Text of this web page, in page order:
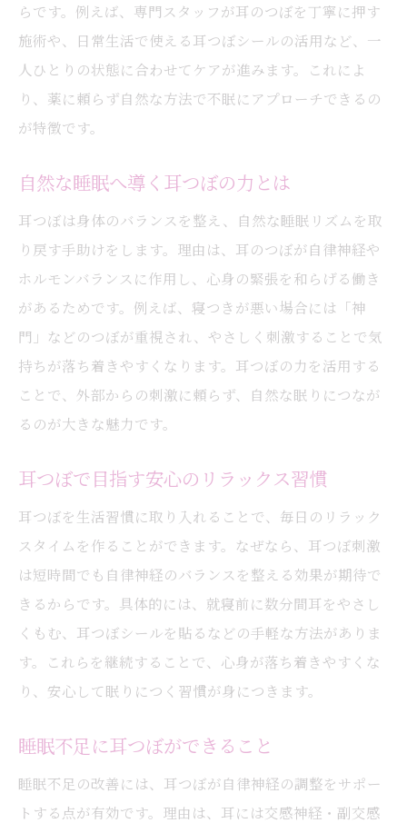
眠れない夜に耳つぼがもたらす安らぎ
耳つぼで夜の不眠を和らげるヒント
眠れない時に試したい耳つぼの押し方
睡眠前におすすめの耳つぼセルフケア
耳つぼで取り戻す穏やかな眠りの時間
不眠を和らげる耳つぼの効果を体験
体験者の声に学ぶ耳つぼの活用ポイント
耳つぼで不眠が改善した実際の体験談
耳つぼ施術の流れと効果的な受け方
自律神経の乱れと耳つぼ活用術を解説
耳つぼで自律神経を整える仕組みとは
自律神経の乱れに耳つぼが効く理由
耳つぼが導く心身バランスの取り戻し方
ストレスによる不調と耳つぼの関係性
耳つぼを活かした自律神経ケア実践法
耳つぼセルフケアで叶う不眠対策
毎日続けやすい耳つぼの押し方のコツ
自宅で簡単にできる耳つぼケア手順
らです。例えば、専門スタッフが耳のつぼを丁寧に押す
施術や、日常生活で使える耳つぼシールの活用など、一
人ひとりの状態に合わせてケアが進みます。これによ
り、薬に頼らず自然な方法で不眠にアプローチできるの
が特徴です。
自然な睡眠へ導く耳つぼの力とは
耳つぼは身体のバランスを整え、自然な睡眠リズムを取
り戻す手助けをします。理由は、耳のつぼが自律神経や
ホルモンバランスに作用し、心身の緊張を和らげる働き
があるためです。例えば、寝つきが悪い場合には「神
門」などのつぼが重視され、やさしく刺激することで気
持ちが落ち着きやすくなります。耳つぼの力を活用する
ことで、外部からの刺激に頼らず、自然な眠りにつなが
るのが大きな魅力です。
耳つぼで目指す安心のリラックス習慣
耳つぼを生活習慣に取り入れることで、毎日のリラック
スタイムを作ることができます。なぜなら、耳つぼ刺激
は短時間でも自律神経のバランスを整える効果が期待で
きるからです。具体的には、就寝前に数分間耳をやさし
くもむ、耳つぼシールを貼るなどの手軽な方法がありま
す。これらを継続することで、心身が落ち着きやすくな
り、安心して眠りにつく習慣が身につきます。
睡眠不足に耳つぼができること
睡眠不足の改善には、耳つぼが自律神経の調整をサポー
トする点が有効です。理由は、耳には交感神経・副交感